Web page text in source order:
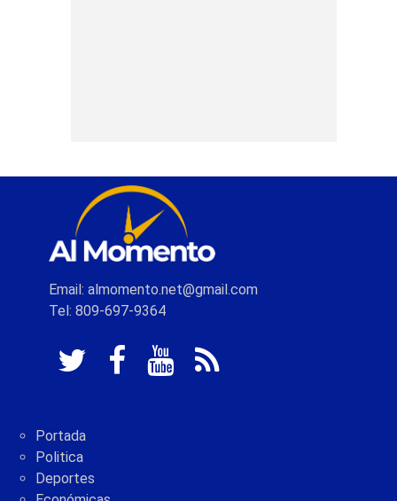
Email: almomento.net@gmail.com
Tel: 809-697-9364
Portada
Politica
Deportes